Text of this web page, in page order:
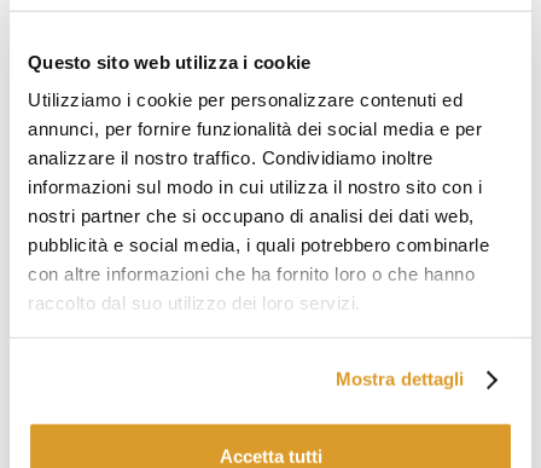
Questo sito web utilizza i cookie
Utilizziamo i cookie per personalizzare contenuti ed
annunci, per fornire funzionalità dei social media e per
analizzare il nostro traffico. Condividiamo inoltre
informazioni sul modo in cui utilizza il nostro sito con i
nostri partner che si occupano di analisi dei dati web,
pubblicità e social media, i quali potrebbero combinarle
con altre informazioni che ha fornito loro o che hanno
raccolto dal suo utilizzo dei loro servizi.
Mostra dettagli
Accetta tutti
perfetto per la preparazione di verdure, carne e pesce.
tagli precisi e un controllo ottimale durante ogni utilizzo. Il
Santoku HANA unisce funzionalità e stile, portando nella tua
cucina l’affidabilità della tradizione giapponese con un tocco
di eleganza moderna.
La lama dei coltelli HANA presenta una strutturaSan-mai a 3
strati, con nucleo centrale inacciaio MOVAX , una lega
composta da cromo, molibdeno e vanadio che raggiunge una
durezza di 58 HRC (Rockwell). Questo nucleo è protetto su
entrambi i lati da acciaio inox di alta qualità, che migliora
resistenza e durata nel tempo.
Il manico ottagonale inPakka wood scuro, progettato da
designer esperti, offre un’impugnatura ergonomica e
bilanciata. Questa combinazione assicura controllo preciso,
stabilità durante l’uso e un taglio fluido e senza sforzo, ideale
sia per chef professionisti che per appassionati di cucina.